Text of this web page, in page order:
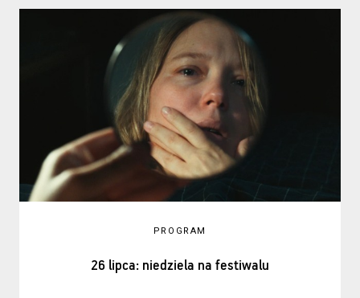
PROGRAM
26 lipca: niedziela na festiwalu